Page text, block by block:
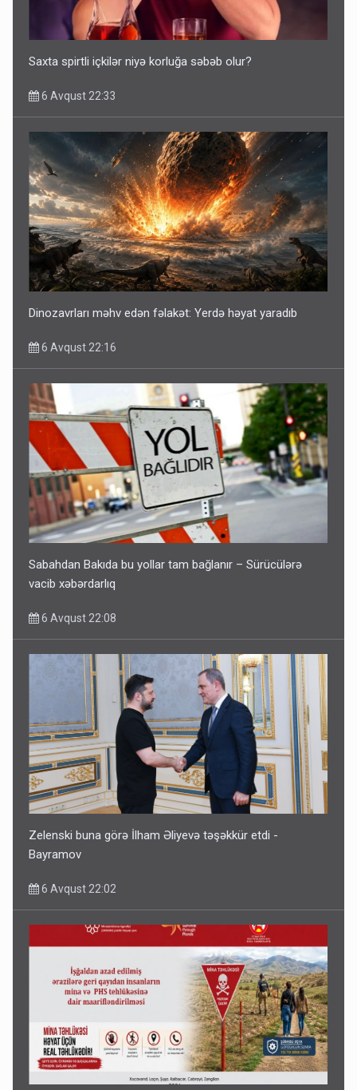
Saxta spirtli içkilər niyə korluğa səbəb olur?
6 Avqust 22:33
Dinozavrları məhv edən fəlakət: Yerdə həyat yaradıb
6 Avqust 22:16
Sabahdan Bakıda bu yollar tam bağlanır – Sürücülərə
vacib xəbərdarlıq
6 Avqust 22:08
Zelenski buna görə İlham Əliyevə təşəkkür etdi -
Bayramov
6 Avqust 22:02